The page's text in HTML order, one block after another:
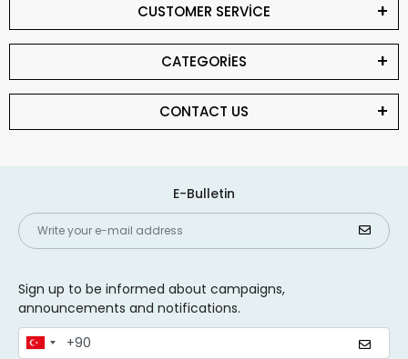
CUSTOMER SERVİCE
CATEGORİES
CONTACT US
E-Bulletin
Sign up to be informed about campaigns,
announcements and notifications.